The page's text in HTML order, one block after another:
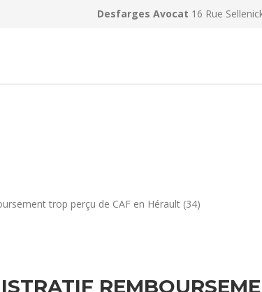
Desfarges Avocat 16 Rue
trop perçu de CAF en Hérault (34)